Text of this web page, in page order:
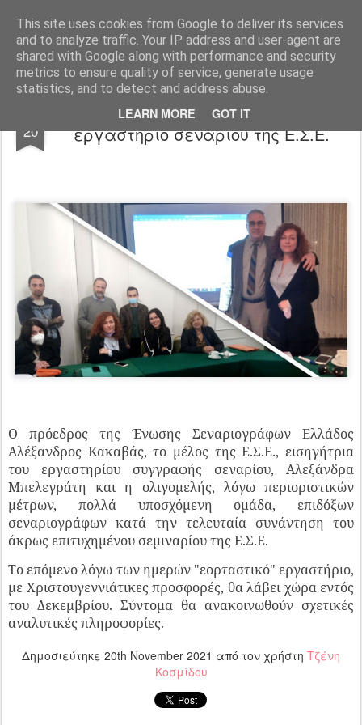
This site uses cookies from Google to deliver its services
and to analyze traffic. Your IP address and user-agent are
shared with Google along with performance and security
metrics to ensure quality of service, generate usage
statistics, and to detect and address abuse.
LEARN MORE GOT IT
"Ερασιτέχνες Άνθρωποι"
Blog Info DreamCity Φιλικά Sites
20
Άκρως επιτυχημένο και πάλι το
εργαστήριο σεναρίου της Ε.Σ.Ε.
Ο πρόεδρος της Ένωσης Σεναριογράφων Ελλάδος
Αλέξανδρος Κακαβάς, το μέλος της Ε.Σ.Ε., εισηγήτρια
του εργαστηρίου συγγραφής σεναρίου, Αλεξάνδρα
Μπελεγράτη και η ολιγομελής, λόγω περιοριστικών
μέτρων, πολλά υποσχόμενη ομάδα, επιδόξων
σεναριογράφων κατά την τελευταία συνάντηση του
άκρως επιτυχημένου σεμιναρίου της Ε.Σ.Ε.
Το επόμενο λόγω των ημερών "εορταστικό" εργαστήριο,
με Χριστουγεννιάτικες προσφορές, θα λάβει χώρα εντός
του Δεκεμβρίου. Σύντομα θα ανακοινωθούν σχετικές
αναλυτικές πληροφορίες.
Δημοσιεύτηκε 20th November 2021 από τον χρήστη Τζένη
Κοσμίδου